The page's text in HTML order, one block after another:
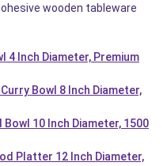
wooden tableware
4 Inch Diameter, Premium
Bowl 8 Inch Diameter,
10 Inch Diameter, 1500
Platter 12 Inch Diameter,